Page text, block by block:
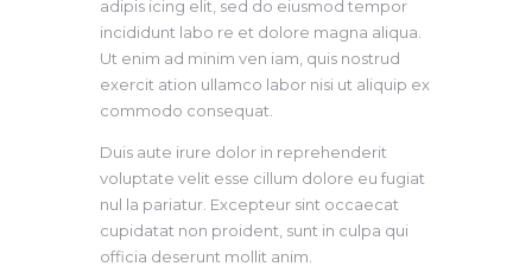
adipis icing elit, sed do eiusmod tempor
incididunt labo re et dolore magna aliqua.
Ut enim ad minim ven iam, quis nostrud
exercit ation ullamco labor nisi ut aliquip ex
commodo consequat.
Duis aute irure dolor in reprehenderit
voluptate velit esse cillum dolore eu fugiat
nul la pariatur. Excepteur sint occaecat
cupidatat non proident, sunt in culpa qui
officia deserunt mollit anim.